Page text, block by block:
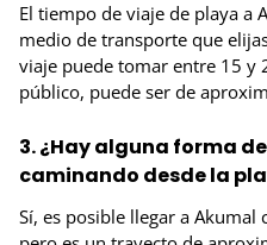
El tiempo de viaje de playa a
medio de transporte que
viaje puede tomar entre 15 y
público, puede ser de
3. ¿Hay alguna forma
caminando desde la
Sí, es posible llegar a Akumal